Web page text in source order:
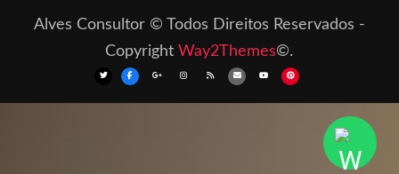
Alves Consultor © Todos Direitos Reservados -
Copyright Way2Themes©.